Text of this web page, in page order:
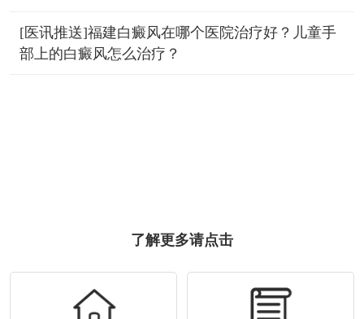
[医讯推送]福建白癜风在哪个医院治疗好？儿童手
部上的白癜风怎么治疗？
了解更多请点击